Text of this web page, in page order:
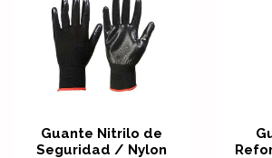
Guante Nitrilo de
Seguridad / Nylon